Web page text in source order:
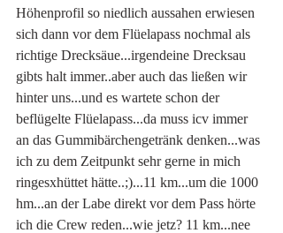
Höhenprofil so niedlich aussahen erwiesen
sich dann vor dem Flüelapass nochmal als
richtige Drecksäue...irgendeine Drecksau
gibts halt immer..aber auch das ließen wir
hinter uns...und es wartete schon der
beflügelte Flüelapass...da muss icv immer
an das Gummibärchengetränk denken...was
ich zu dem Zeitpunkt sehr gerne in mich
ringesxhüttet hätte..;)...11 km...um die 1000
hm...an der Labe direkt vor dem Pass hörte
ich die Crew reden...wie jetz? 11 km...nee